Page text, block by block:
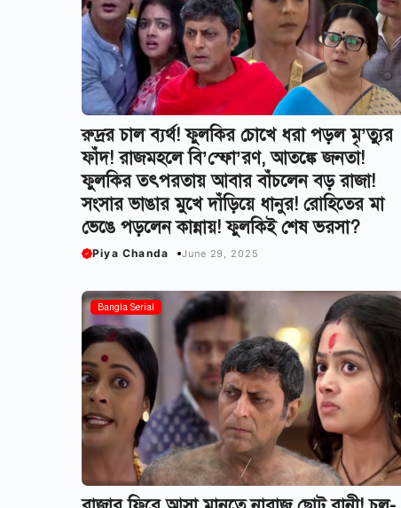
রুদ্রর চাল ব্যর্থ! ফুলকির চোখে ধরা পড়ল মৃ’ত্যুর
ফাঁদ! রাজমহলে বি’স্ফো’রণ, আতঙ্কে জনতা!
ফুলকির তৎপরতায় আবার বাঁচলেন বড় রাজা!
সংসার ভাঙার মুখে দাঁড়িয়ে ধানুর! রোহিতের মা
ভেঙে পড়লেন কান্নায়! ফুলকিই শেষ ভরসা?
Piya Chanda June 29, 2025
Bangla Serial